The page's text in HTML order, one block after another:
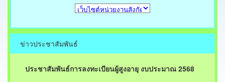
ข่าวประชาสัมพันธ์
ประชาสัมพันธ์การลงทะเบียนผู้สูงอายุ งบประมาณ 2568